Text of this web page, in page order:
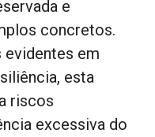
e
concretos.
evidentes em
esta
riscos
excessiva do